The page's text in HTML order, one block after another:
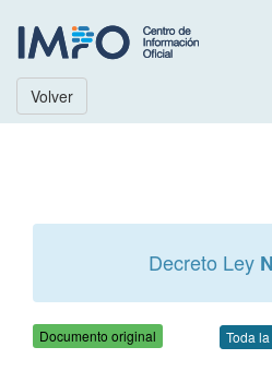
Volver
Decreto Ley
Documento original Toda